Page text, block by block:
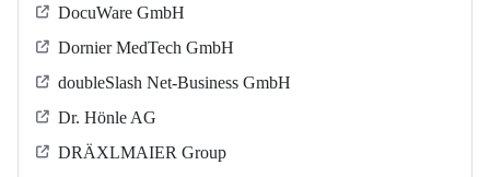
DocuWare GmbH
Dornier MedTech GmbH
doubleSlash Net-Business GmbH
Dr. Hönle AG
DRÄXLMAIER Group